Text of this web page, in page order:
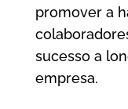
promover a
sucesso a
empresa.